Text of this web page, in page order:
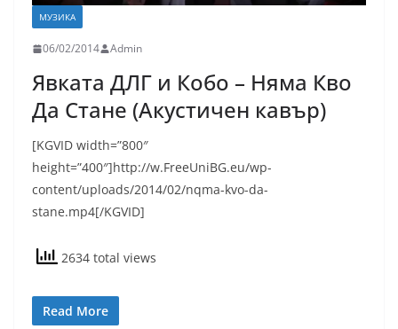
МУЗИКА
06/02/2014 Admin
Явката ДЛГ и Кобо – Няма Кво
Да Стане (Акустичен кавър)
[KGVID width=”800″
height=”400″]http://w.FreeUniBG.eu/wp-
content/uploads/2014/02/nqma-kvo-da-
stane.mp4[/KGVID]
2634 total views
Read More